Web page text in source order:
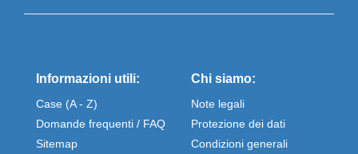
Informazioni utili:
Case (A - Z)
Domande frequenti / FAQ
Sitemap
Chi siamo:
Note legali
Protezione dei dati
Condizioni generali